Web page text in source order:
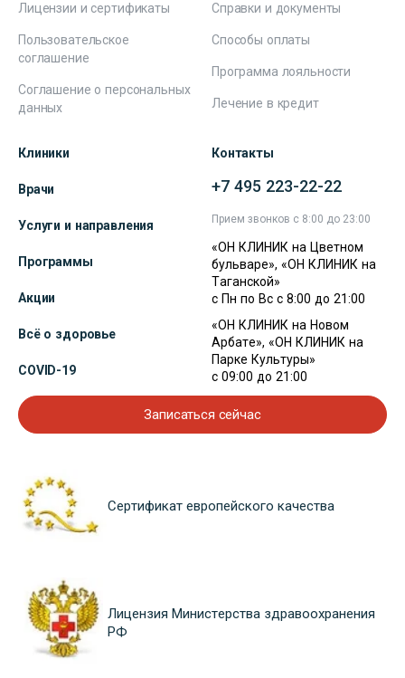
Лицензии и сертификаты
Пользовательское
соглашение
Соглашение о персональных
данных
Справки и документы
Способы оплаты
Программа лояльности
Лечение в кредит
Клиники
Врачи
Услуги и направления
Программы
Акции
Всё о здоровье
COVID-19
Контакты
+7 495 223-22-22
Прием звонков с 8:00 до 23:00
«ОН КЛИНИК на Цветном
бульваре», «ОН КЛИНИК на
Таганской»
с Пн по Вс с 8:00 до 21:00
«ОН КЛИНИК на Новом
Арбате», «ОН КЛИНИК на
Парке Культуры»
с 09:00 до 21:00
Записаться сейчас
Сертификат европейского качества
Лицензия Министерства здравоохранения
РФ